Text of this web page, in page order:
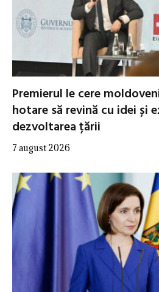
Premierul le cere
hotare să revină cu idei și
dezvoltarea țării
7 august 2026